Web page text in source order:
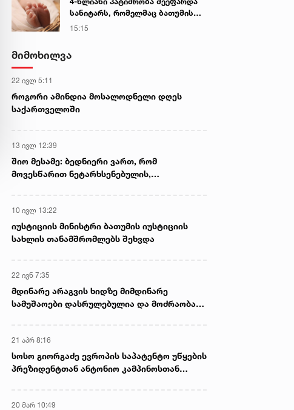
სანიტარს, რომელმაც ბათუმის
კლინიკის საპირფარეშოში
მიაყენა
15:15
მიმოხილვა
22 ივლ 5:11
როგორი ამინდია მოსალოდნელი დღეს
საქართველოში
13 ივლ 12:39
შიო მესამე: ბედნიერი ვართ, რომ
მოვესწარით ნეტარხსენებულის,
10 ივლ 13:22
იუსტიციის მინისტრი ბათუმის იუსტიციის
სახლის თანამშრომლებს შეხვდა
22 ივნ 7:35
მდინარე არაგვის ხიდზე მიმდინარე
სამუშაოები დასრულებულია და მოძრაობა
21 აპრ 8:16
სოსო გიორგაძე ევროპის საპატენტო უწყების
პრეზიდენტთან ანტონიო კამპინოსთან
20 მარ 10:49